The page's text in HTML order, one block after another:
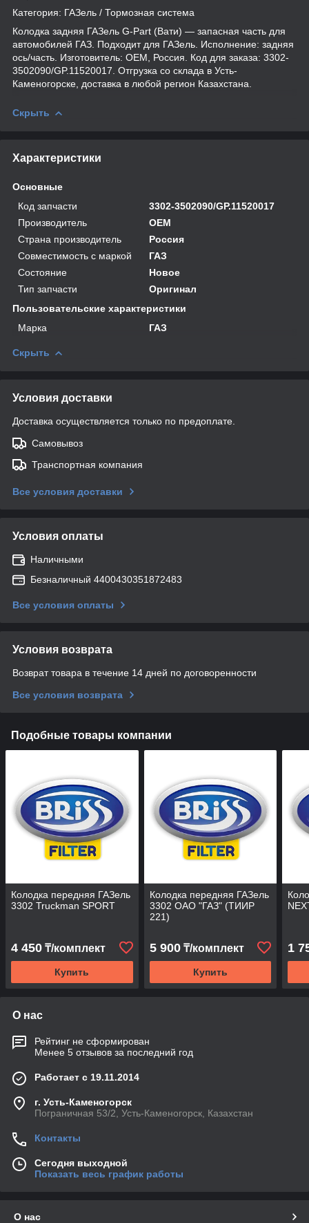
Категория: ГАЗель / Тормозная система
Колодка задняя ГАЗель G-Part (Вати) — запасная часть для
автомобилей ГАЗ. Подходит для ГАЗель. Исполнение: задняя
ось/часть. Изготовитель: OEM, Россия. Код для заказа: 3302-
3502090/GP.11520017. Отгрузка со склада в Усть-
Каменогорске, доставка в любой регион Казахстана.
Скрыть
Характеристики
Основные
Код запчасти
3302-3502090/GP.11520017
Производитель
OEM
Страна производитель
Россия
Совместимость с маркой
ГАЗ
Состояние
Новое
Тип запчасти
Оригинал
Пользовательские характеристики
Марка
ГАЗ
Скрыть
Условия доставки
Доставка осуществляется только по предоплате.
Самовывоз
Транспортная компания
Все условия доставки
Условия оплаты
Наличными
Безналичный 4400430351872483
Все условия оплаты
Условия возврата
Возврат товара в течение 14 дней по договоренности
Все условия возврата
Подобные товары компании
Колодка передняя ГАЗель
3302 Truckman SPORT
4 450 ₸/комплект
Купить
Колодка передняя ГАЗель
3302 ОАО "ГАЗ" (ТИИР
221)
5 900₸/комплект
Купить
1
О нас
Рейтинг не сформирован
Менее 5 отзывов за последний год
Работает с 19.11.2014
г. Усть-Каменогорск
Пограничная 53/2, Усть-Каменогорск, Казахстан
Контакты
Сегодня выходной
Показать весь график работы
О нас